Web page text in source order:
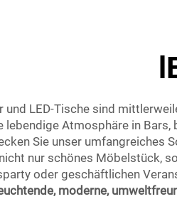
und LED-Tische sind
lebendige Atmosphäre in
Sie unser umfangreiches
nur schönes Möbelstück,
oder geschäftlichen
moderne,